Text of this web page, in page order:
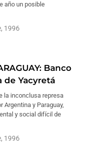
año un posible
1996
Banco
de Yacyretá
la inconclusa represa
Argentina y Paraguay,
y social difícil de
1996